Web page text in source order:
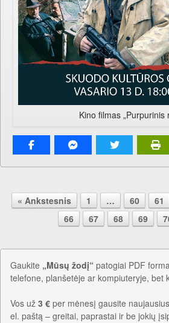
Kino filmas „Purpurinis
Pranešimo navigacija.
« Ankstesnis 1 … 60 61
66
67 68 69
Gaukite „Mūsų žodį“ patogiai PDF
telefone, planšetėje ar kompiuteryje, bet
Vos už 3 € per mėnesį gausite
el. paštą – greitai, paprastai ir be jokių